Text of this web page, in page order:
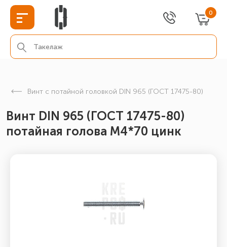
0
Винт с потайной головкой DIN 965 (ГОСТ 17475-80)
Винт DIN 965 (ГОСТ 17475-80)
потайная голова М4*70 цинк